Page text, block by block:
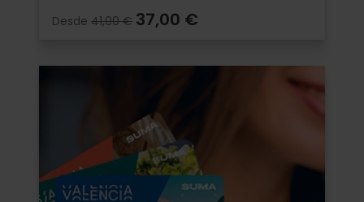
Desde 41,00 € 37,00 €